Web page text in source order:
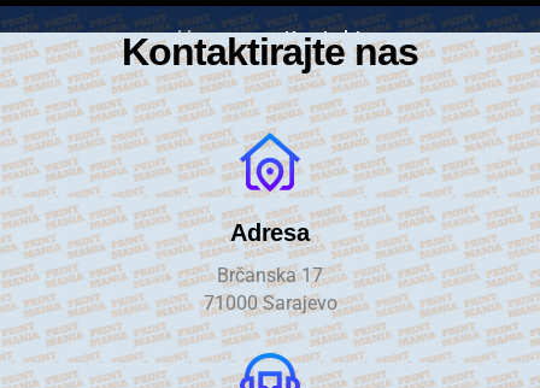
Home Kontakt
Kontaktirajtenas
Adresa
Brčanska 17
71000 Sarajevo